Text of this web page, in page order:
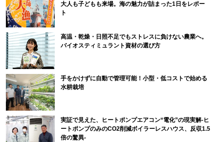
大人も子どもも来場。海の魅力が詰まった1日をレポー
ト
高温・乾燥・日照不足でもストレスに負けない農業へ。
バイオスティミュラント資材の選び方
手をかけずに自動で管理可能！小型・低コストで始める
水耕栽培
実証で見えた、ヒートポンプエアコン“電化”の現実解-ヒ
ートポンプのみのCO2削減ボイラーレスハウス、反収1.5
倍の驚異-